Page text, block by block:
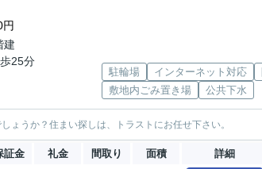
建
25分
駐輪場 インターネット対応
敷地内ごみ置き場
公共下水
ょうか？住まい探しは、トラストにお任せ下さい。
証金 礼金 間取り 面積 詳細